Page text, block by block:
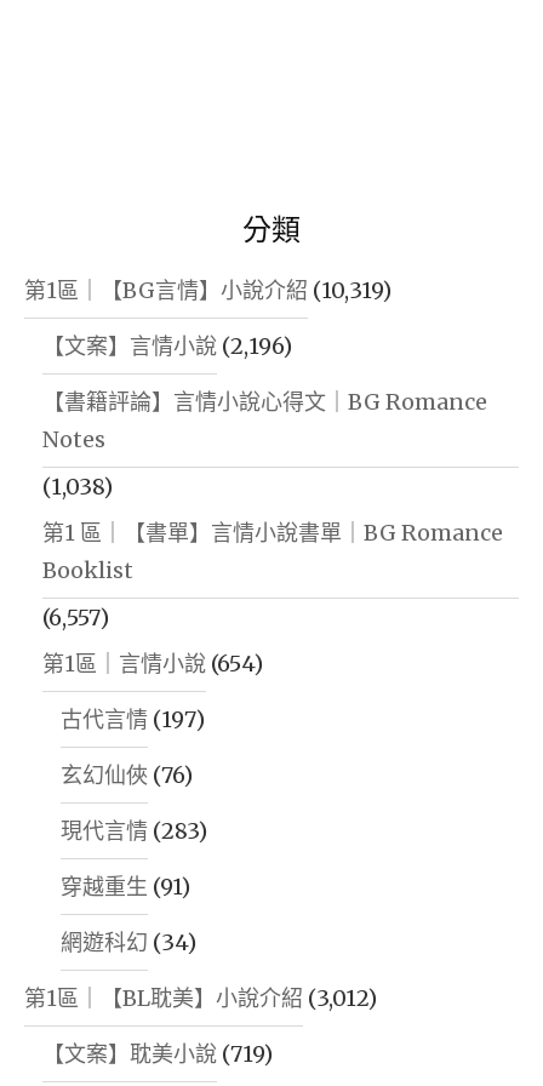
分類
第1區｜【BG言情】小說介紹 (10,319)
【文案】言情小說 (2,196)
【書籍評論】言情小說心得文｜BG Romance
Notes
(1,038)
第1 區｜【書單】言情小說書單｜BG Romance
Booklist
(6,557)
第1區｜言情小說 (654)
古代言情 (197)
玄幻仙俠 (76)
現代言情 (283)
穿越重生 (91)
網遊科幻 (34)
第1區｜【BL耽美】小說介紹 (3,012)
【文案】耽美小說 (719)